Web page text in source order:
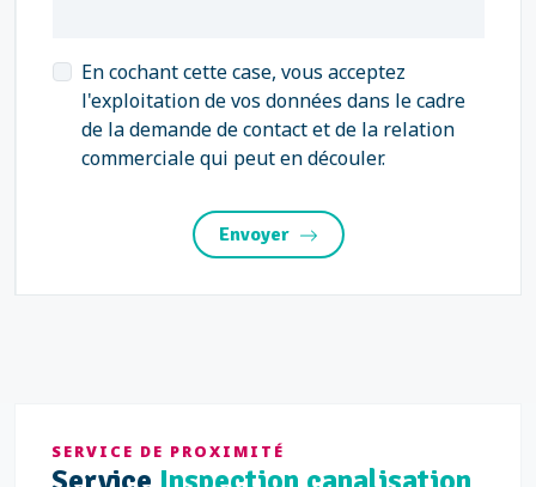
En cochant cette case, vous acceptez
l'exploitation de vos données dans le cadre
de la demande de contact et de la relation
commerciale qui peut en découler.
Envoyer
SERVICE DE PROXIMITÉ